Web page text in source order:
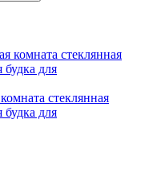
стеклянная
для